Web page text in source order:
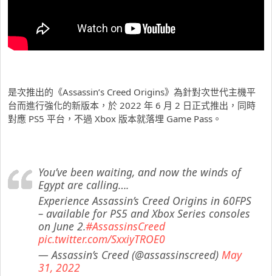
是次推出的《Assassin’s Creed Origins》為針對次世代主機平
台而進行強化的新版本，於 2022 年 6 月 2 日正式推出，同時
對應 PS5 平台，不過 Xbox 版本就落埋 Game Pass。
You’ve been waiting, and now the winds of
Egypt are calling….
Experience Assassin’s Creed Origins in 60FPS
– available for PS5 and Xbox Series consoles
on June 2.#AssassinsCreed
pic.twitter.com/SxxiyTROE0
— Assassin’s Creed (@assassinscreed) May
31, 2022